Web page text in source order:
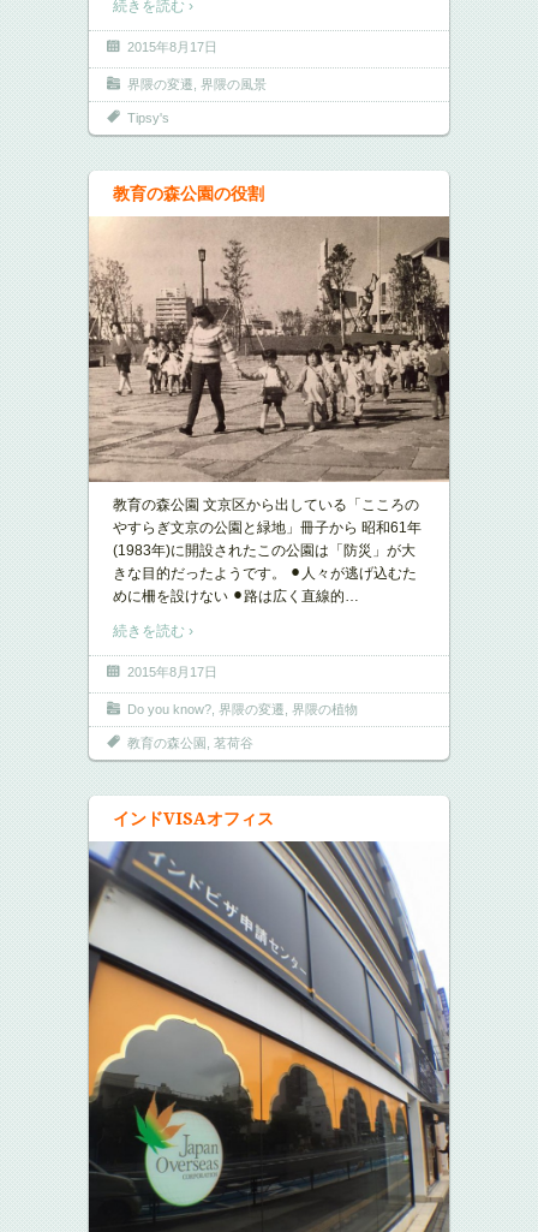
続きを読む ›
2015年8月17日
界隈の変遷 界隈の風景
Tipsy's
教育の森公園の役割
教育の森公園 文京区から出している「こころの
やすらぎ文京の公園と緑地」冊子から 昭和61年
(1983年)に開設されたこの公園は「防災」が大
きな目的だったようです。 ⚫︎人々が逃げ込むた
めに柵を設けない ⚫︎路は広く直線的…
続きを読む ›
2015年8月17日
Do you know? 界隈の変遷 界隈の植物
教育の森公園 茗荷谷
インドVISAオフィス